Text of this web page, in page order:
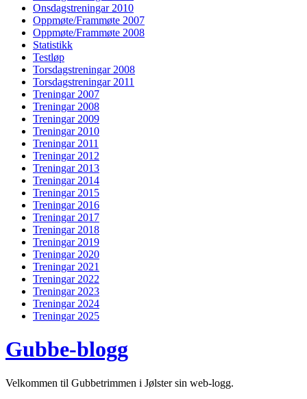
Onsdagstreningar 2010
Oppmøte/Frammøte 2007
Oppmøte/Frammøte 2008
Statistikk
Testløp
Torsdagstreningar 2008
Torsdagstreningar 2011
Treningar 2007
Treningar 2008
Treningar 2009
Treningar 2010
Treningar 2011
Treningar 2012
Treningar 2013
Treningar 2014
Treningar 2015
Treningar 2016
Treningar 2017
Treningar 2018
Treningar 2019
Treningar 2020
Treningar 2021
Treningar 2022
Treningar 2023
Treningar 2024
Treningar 2025
Gubbe-blogg
Velkommen til Gubbetrimmen i Jølster sin web-logg.